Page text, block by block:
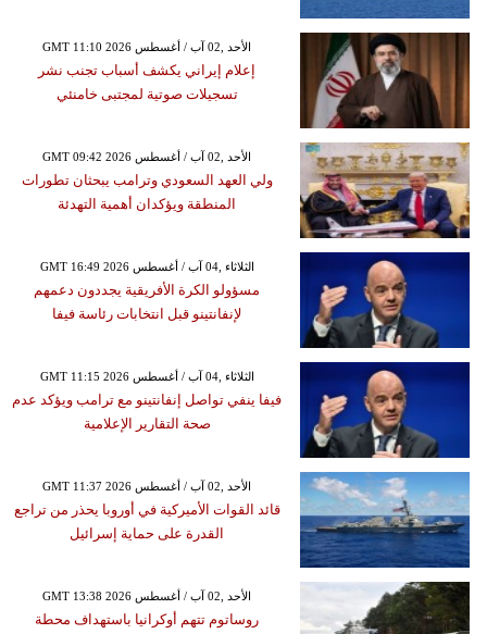
GMT 11:10 2026 الأحد ,02 آب / أغسطس
إعلام إيراني يكشف أسباب تجنب نشر
تسجيلات صوتية لمجتبى خامنئي
GMT 09:42 2026 الأحد ,02 آب / أغسطس
ولي العهد السعودي وترامب يبحثان تطورات
المنطقة ويؤكدان أهمية التهدئة
GMT 16:49 2026 الثلاثاء ,04 آب / أغسطس
مسؤولو الكرة الأفريقية يجددون دعمهم
لإنفانتينو قبل انتخابات رئاسة فيفا
GMT 11:15 2026 الثلاثاء ,04 آب / أغسطس
فيفا ينفي تواصل إنفانتينو مع ترامب ويؤكد عدم
صحة التقارير الإعلامية
GMT 11:37 2026 الأحد ,02 آب / أغسطس
قائد القوات الأميركية في أوروبا يحذر من تراجع
القدرة على حماية إسرائيل
GMT 13:38 2026 الأحد ,02 آب / أغسطس
روساتوم تتهم أوكرانيا باستهداف محطة